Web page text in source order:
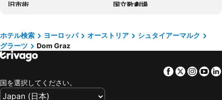
Grand Hôtel Wiesler Graz
Hotel Mariahilf
Lendhotel
NED Hotel
Zur Steirerstub'n
Amedia Express Graz Airport, Trademark Collection by Wyndham
Aiola Living Boutique Hotel Graz
I AM HOTEL Graz-Seiersberg
旧市街
国立歌劇場
Bahnhof Wien Hütteldorf
Lake Bled
U2 Station Stadion
バーンホーフシティ ヴィーン ヴェスト
City Airport Train
ホテル検索 ヨーロッパ オーストリア
シュタイアーマルク
グラーツ
Dom Graz
Facebook
Twitter
国を選択してください。